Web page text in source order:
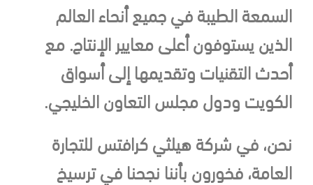
السمعة الطيبة في جميع أنحاء العالم
الذين يستوفون أعلى معايير الإنتاج. مع
أحدث التقنيات وتقديمها إلى أسواق
الكويت ودول مجلس التعاون الخليجي.
نحن، في شركة هيلثي كرافتس للتجارة
العامة، فخورون بأننا نجحنا في ترسيخ